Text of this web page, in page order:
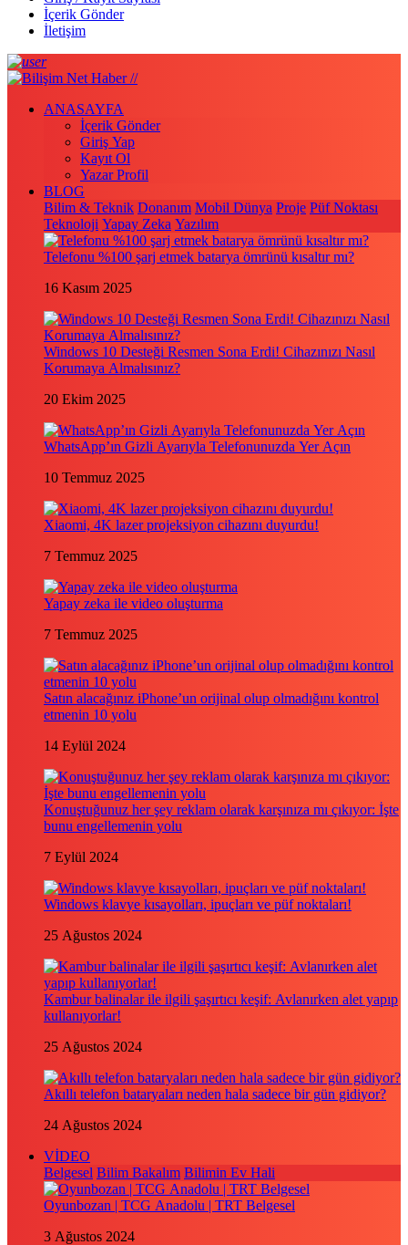
İçerik Gönder
İletişim
ANASAYFA
İçerik Gönder
Giriş Yap
Kayıt Ol
Yazar Profil
BLOG
Bilim & Teknik Donanım Mobil Dünya Proje Püf Noktası
Teknoloji Yapay Zeka Yazılım
Telefonu %100 şarj etmek batarya ömrünü kısaltır mı?
16 Kasım 2025
Windows 10 Desteği Resmen Sona Erdi! Cihazınızı Nasıl
Korumaya Almalısınız?
20 Ekim 2025
WhatsApp’ın Gizli Ayarıyla Telefonunuzda Yer Açın
10 Temmuz 2025
Xiaomi, 4K lazer projeksiyon cihazını duyurdu!
7 Temmuz 2025
Yapay zeka ile video oluşturma
7 Temmuz 2025
Satın alacağınız iPhone’un orijinal olup olmadığını kontrol
etmenin 10 yolu
14 Eylül 2024
Konuştuğunuz her şey reklam olarak karşınıza mı çıkıyor: İşte
bunu engellemenin yolu
7 Eylül 2024
Windows klavye kısayolları, ipuçları ve püf noktaları!
25 Ağustos 2024
Kambur balinalar ile ilgili şaşırtıcı keşif: Avlanırken alet yapıp
kullanıyorlar!
25 Ağustos 2024
Akıllı telefon bataryaları neden hala sadece bir gün gidiyor?
24 Ağustos 2024
VİDEO
Belgesel Bilim Bakalım Bilimin Ev Hali
Oyunbozan | TCG Anadolu | TRT Belgesel
3 Ağustos 2024